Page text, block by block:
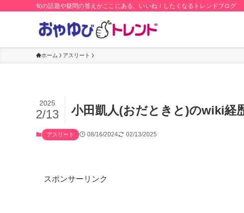
旬の話題や疑問の答えがここにある、いいね！したくなるトレンドブログ
ホーム アスリート
小田凱人(おだときと)のwiki経
2025
2/13
アスリート 08/16/2024 02/13/2025
スポンサーリンク